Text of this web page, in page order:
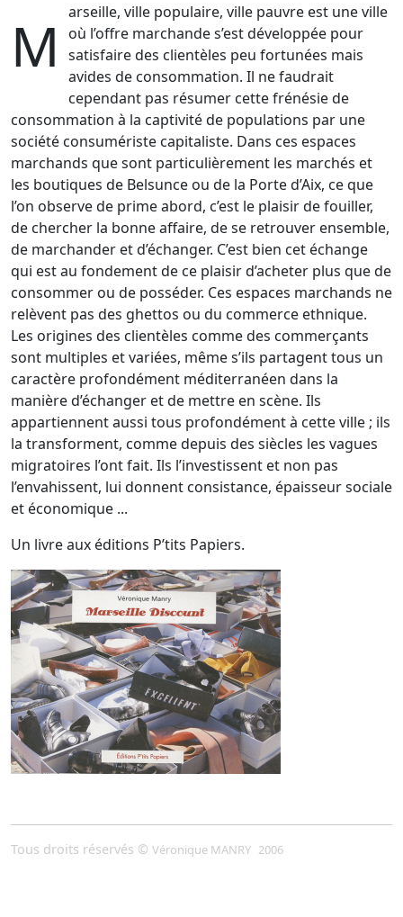
M
arseille, ville populaire, ville pauvre est une ville
où l’offre marchande s’est développée pour
satisfaire des clientèles peu fortunées mais
avides de consommation. Il ne faudrait
cependant pas résumer cette frénésie de
consommation à la captivité de populations par une
société consumériste capitaliste. Dans ces espaces
marchands que sont particulièrement les marchés et
les boutiques de Belsunce ou de la Porte d’Aix, ce que
l’on observe de prime abord, c’est le plaisir de fouiller,
de chercher la bonne affaire, de se retrouver ensemble,
de marchander et d’échanger. C’est bien cet échange
qui est au fondement de ce plaisir d’acheter plus que de
consommer ou de posséder. Ces espaces marchands ne
relèvent pas des ghettos ou du commerce ethnique.
Les origines des clientèles comme des commerçants
sont multiples et variées, même s’ils partagent tous un
caractère profondément méditerranéen dans la
manière d’échanger et de mettre en scène. Ils
appartiennent aussi tous profondément à cette ville ; ils
la transforment, comme depuis des siècles les vagues
migratoires l’ont fait. Ils l’investissent et non pas
l’envahissent, lui donnent consistance, épaisseur sociale
et économique ...
Un livre aux éditions P’tits Papiers.
Tous droits réservés © Véronique MANRY 2006